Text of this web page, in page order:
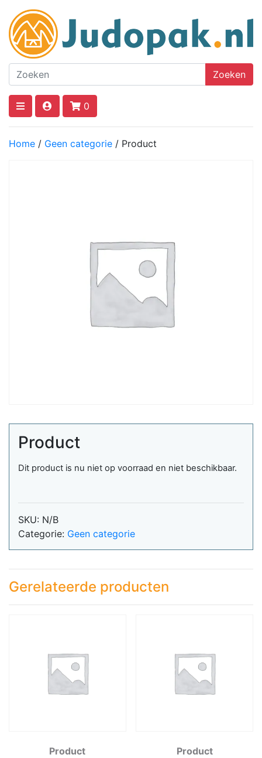
Zoeken
0
Home / Geen categorie / Product
Product
Dit product is nu niet op voorraad en niet beschikbaar.
SKU: N/B
Categorie: Geen categorie
Gerelateerde producten
Product
Product